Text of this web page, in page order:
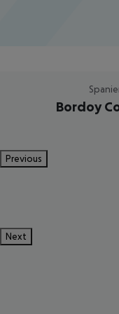
Bordoy
Previous
Next